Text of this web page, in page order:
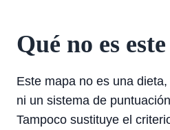
Qué no es
Este mapa no es una
ni un sistema de
Tampoco sustituye el